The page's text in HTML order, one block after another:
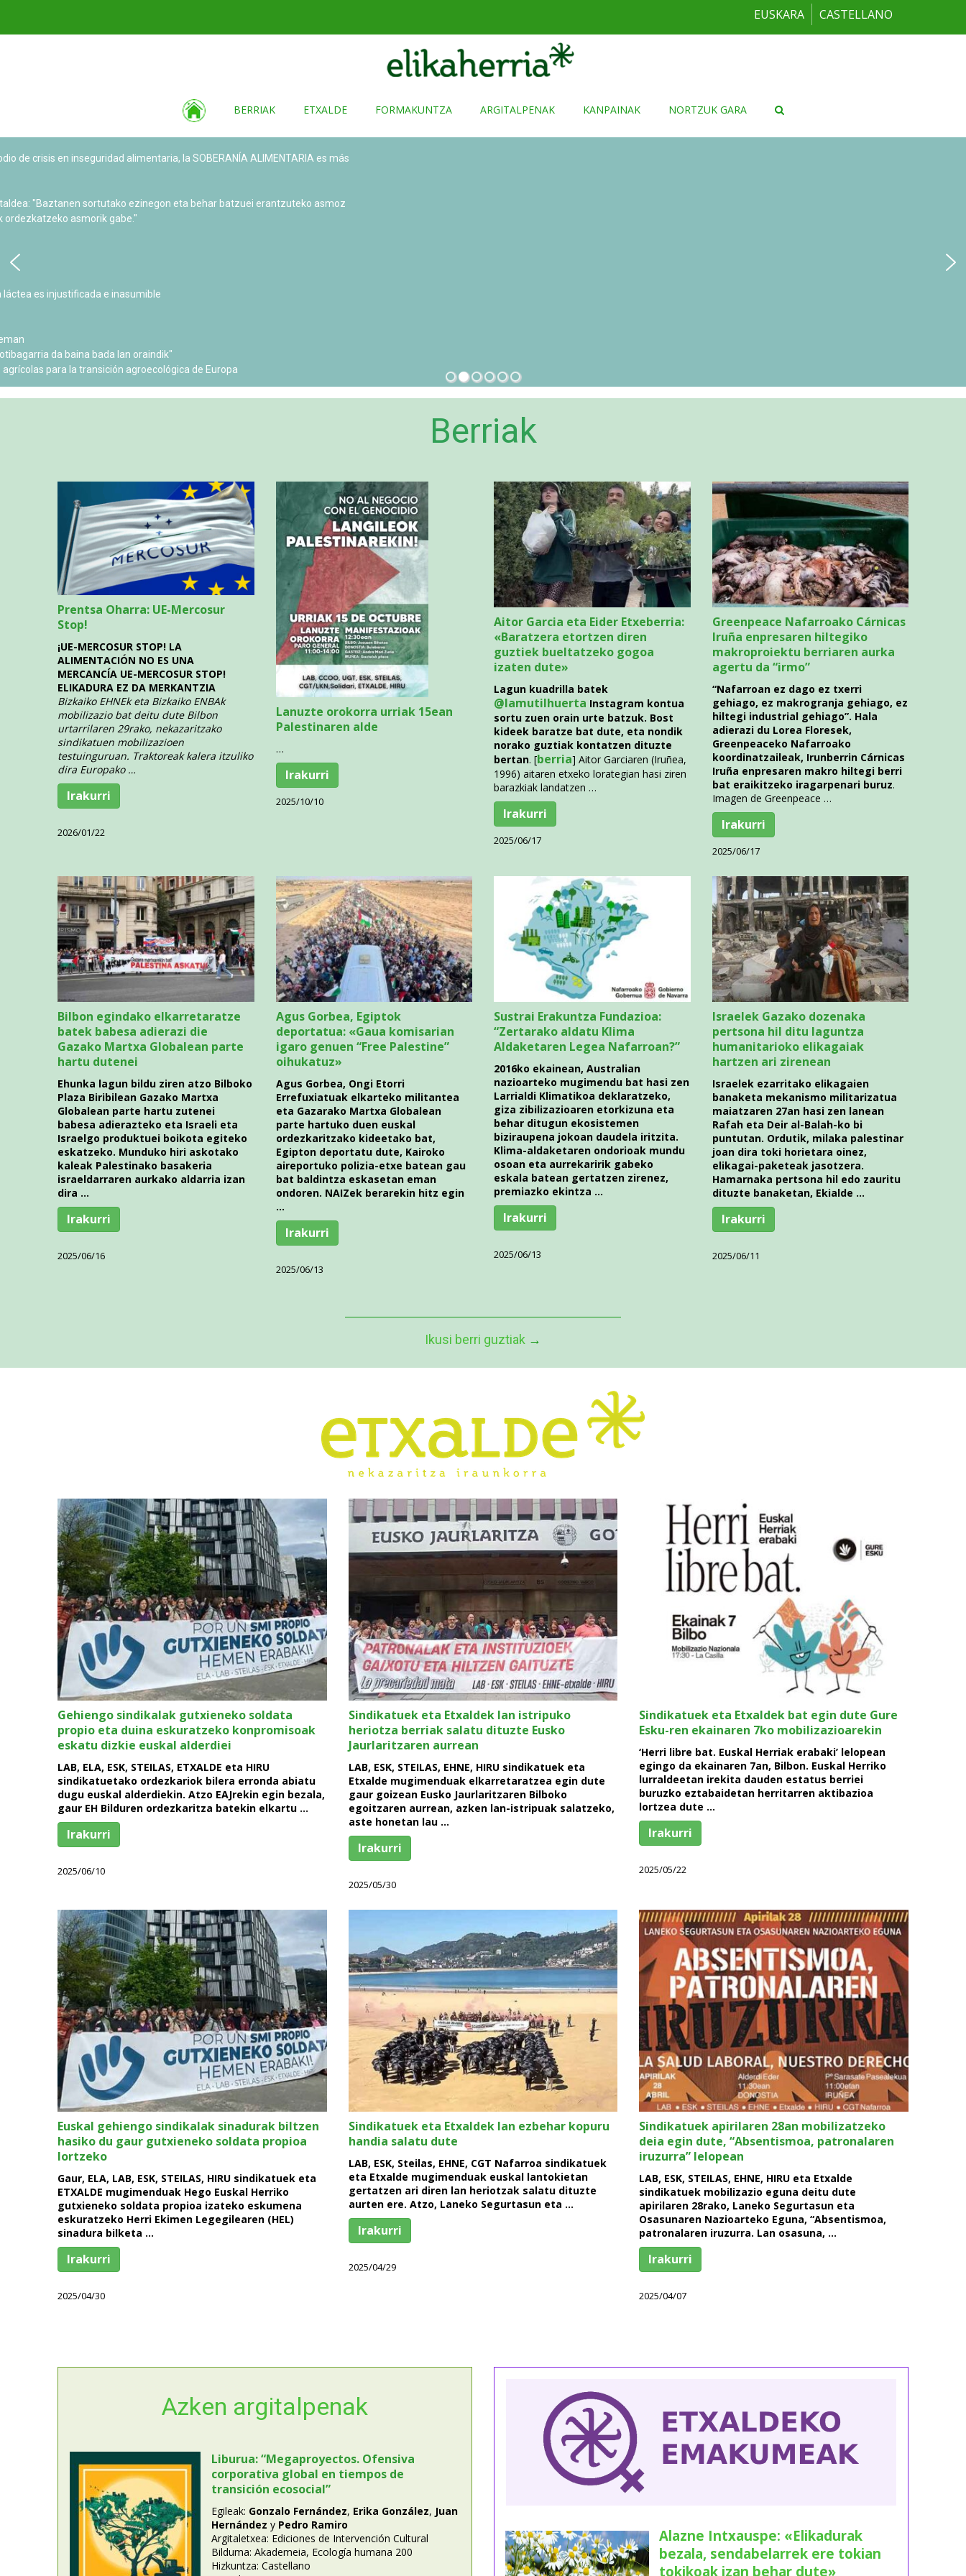
EUSKARA CASTELLANO
BERRIAK ETXALDE FORMAKUNTZA ARGITALPENAK KANPAINAK NORTZUK GARA
Berriak
Prentsa Oharra: UE-Mercosur
Stop!
¡UE-MERCOSUR STOP! LA
ALIMENTACIÓN NO ES UNA
MERCANCÍA UE-MERCOSUR STOP!
ELIKADURA EZ DA MERKANTZIA
Bizkaiko EHNEk eta Bizkaiko ENBAk
mobilizazio bat deitu dute Bilbon
urtarrilaren 29rako, nekazaritzako
sindikatuen mobilizazioen
testuinguruan. Traktoreak kalera itzuliko
dira Europako …
Irakurri
2026/01/22
Lanuzte orokorra urriak 15ean
Palestinaren alde
…
Irakurri
2025/10/10
Aitor Garcia eta Eider Etxeberria:
«Baratzera etortzen diren
guztiek bueltatzeko gogoa
izaten dute»
Lagun kuadrilla batek
@lamutilhuerta Instagram kontua
sortu zuen orain urte batzuk. Bost
kideek baratze bat dute, eta nondik
norako guztiak kontatzen dituzte
bertan. [berria] Aitor Garciaren (Iruñea,
1996) aitaren etxeko lorategian hasi ziren
barazkiak landatzen …
Irakurri
2025/06/17
Greenpeace Nafarroako Cárnicas
Iruña enpresaren hiltegiko
makroproiektu berriaren aurka
agertu da “irmo”
“Nafarroan ez dago ez txerri
gehiago, ez makrogranja gehiago, ez
hiltegi industrial gehiago”. Hala
adierazi du Lorea Floresek,
Greenpeaceko Nafarroako
koordinatzaileak, Irunberrin Cárnicas
Iruña enpresaren makro hiltegi berri
bat eraikitzeko iragarpenari buruz.
Imagen de Greenpeace …
Irakurri
2025/06/17
Bilbon egindako elkarretaratze
batek babesa adierazi die
Gazako Martxa Globalean parte
hartu dutenei
Ehunka lagun bildu ziren atzo Bilboko
Plaza Biribilean Gazako Martxa
Globalean parte hartu zutenei
babesa adierazteko eta Israeli eta
Israelgo produktuei boikota egiteko
eskatzeko. Munduko hiri askotako
kaleak Palestinako basakeria
israeldarraren aurkako aldarria izan
dira …
Irakurri
2025/06/16
Agus Gorbea, Egiptok
deportatua: «Gaua komisarian
igaro genuen “Free Palestine”
oihukatuz»
Agus Gorbea, Ongi Etorri
Errefuxiatuak elkarteko militantea
eta Gazarako Martxa Globalean
parte hartuko duen euskal
ordezkaritzako kideetako bat,
Egipton deportatu dute, Kairoko
aireportuko polizia-etxe batean gau
bat baldintza eskasetan eman
ondoren. NAIZek berarekin hitz egin
…
Irakurri
2025/06/13
Sustrai Erakuntza Fundazioa:
“Zertarako aldatu Klima
Aldaketaren Legea Nafarroan?”
2016ko ekainean, Australian
nazioarteko mugimendu bat hasi zen
Larrialdi Klimatikoa deklaratzeko,
giza zibilizazioaren etorkizuna eta
behar ditugun ekosistemen
biziraupena jokoan daudela iritzita.
Klima-aldaketaren ondorioak mundu
osoan eta aurrekaririk gabeko
eskala batean gertatzen zirenez,
premiazko ekintza …
Irakurri
2025/06/13
Israelek Gazako dozenaka
pertsona hil ditu laguntza
humanitarioko elikagaiak
hartzen ari zirenean
Israelek ezarritako elikagaien
banaketa mekanismo militarizatua
maiatzaren 27an hasi zen lanean
Rafah eta Deir al-Balah-ko bi
puntutan. Ordutik, milaka palestinar
joan dira toki horietara oinez,
elikagai-paketeak jasotzera.
Hamarnaka pertsona hil edo zauritu
dituzte banaketan, Ekialde …
Irakurri
2025/06/11
Ikusi berri guztiak →
Gehiengo sindikalak gutxieneko soldata
propio eta duina eskuratzeko konpromisoak
eskatu dizkie euskal alderdiei
LAB, ELA, ESK, STEILAS, ETXALDE eta HIRU
sindikatuetako ordezkariok bilera erronda abiatu
dugu euskal alderdiekin. Atzo EAJrekin egin bezala,
gaur EH Bilduren ordezkaritza batekin elkartu …
Irakurri
2025/06/10
Sindikatuek eta Etxaldek lan istripuko
heriotza berriak salatu dituzte Eusko
Jaurlaritzaren aurrean
LAB, ESK, STEILAS, EHNE, HIRU sindikatuek eta
Etxalde mugimenduak elkarretaratzea egin dute
gaur goizean Eusko Jaurlaritzaren Bilboko
egoitzaren aurrean, azken lan-istripuak salatzeko,
aste honetan lau …
Irakurri
2025/05/30
Sindikatuek eta Etxaldek bat egin dute Gure
Esku-ren ekainaren 7ko mobilizazioarekin
‘Herri libre bat. Euskal Herriak erabaki’ lelopean
egingo da ekainaren 7an, Bilbon. Euskal Herriko
lurraldeetan irekita dauden estatus berriei
buruzko eztabaidetan herritarren aktibazioa
lortzea dute …
Irakurri
2025/05/22
Euskal gehiengo sindikalak sinadurak biltzen
hasiko du gaur gutxieneko soldata propioa
lortzeko
Gaur, ELA, LAB, ESK, STEILAS, HIRU sindikatuek eta
ETXALDE mugimenduak Hego Euskal Herriko
gutxieneko soldata propioa izateko eskumena
eskuratzeko Herri Ekimen Legegilearen (HEL)
sinadura bilketa …
Irakurri
2025/04/30
Sindikatuek eta Etxaldek lan ezbehar kopuru
handia salatu dute
LAB, ESK, Steilas, EHNE, CGT Nafarroa sindikatuek
eta Etxalde mugimenduak euskal lantokietan
gertatzen ari diren lan heriotzak salatu dituzte
aurten ere. Atzo, Laneko Segurtasun eta …
Irakurri
2025/04/29
Sindikatuek apirilaren 28an mobilizatzeko
deia egin dute, “Absentismoa, patronalaren
iruzurra” lelopean
LAB, ESK, STEILAS, EHNE, HIRU eta Etxalde
sindikatuek mobilizazio eguna deitu dute
apirilaren 28rako, Laneko Segurtasun eta
Osasunaren Nazioarteko Eguna, “Absentismoa,
patronalaren iruzurra. Lan osasuna, …
Irakurri
2025/04/07
Azken argitalpenak
Liburua: “Megaproyectos. Ofensiva
corporativa global en tiempos de
transición ecosocial”
Egileak: Gonzalo Fernández, Erika González, Juan
Hernández y Pedro Ramiro
Argitaletxea: Ediciones de Intervención Cultural
Bilduma: Akademeia, Ecología humana 200
Hizkuntza: Castellano
Alazne Intxauspe: «Elikadurak
bezala, sendabelarrek ere tokian
tokikoak izan behar dute»